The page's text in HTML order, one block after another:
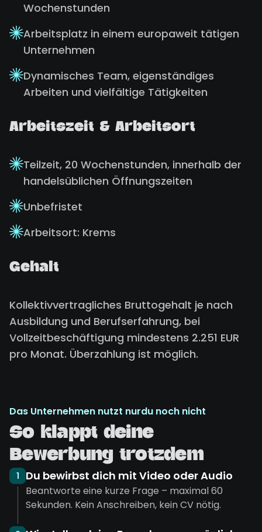
Wochenstunden
Arbeitsplatz in einem europaweit tätigen
Unternehmen
Dynamisches Team, eigenständiges
Arbeiten und vielfältige Tätigkeiten
Arbeitszeit & Arbeitsort
Teilzeit, 20 Wochenstunden, innerhalb der
handelsüblichen Öffnungszeiten
Unbefristet
Arbeitsort: Krems
Gehalt
Kollektivvertragliches Bruttogehalt je nach
Ausbildung und Berufserfahrung, bei
Vollzeitbeschäftigung mindestens 2.251 EUR
pro Monat. Überzahlung ist möglich.
Das Unternehmen nutzt nurdu noch nicht
So klappt deine
Bewerbung trotzdem
1 Du bewirbst dich mit Video oder Audio
Beantworte eine kurze Frage – maximal 60
Sekunden. Kein Anschreiben, kein CV nötig.